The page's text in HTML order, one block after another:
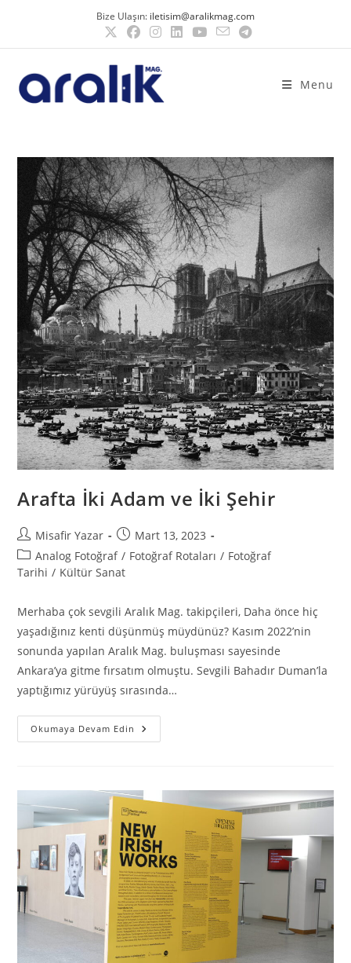
Bize Ulaşın: iletisim@aralikmag.com
Menu
Arafta İki Adam ve İki Şehir
Misafir Yazar
Mart 13, 2023
Analog Fotoğraf / Fotoğraf Rotaları / Fotoğraf
Tarihi / Kültür Sanat
Merhaba çok sevgili Aralık Mag. takipçileri, Daha önce hiç
yaşadığınız kenti düşünmüş müydünüz? Kasım 2022’nin
sonunda yapılan Aralık Mag. buluşması sayesinde
Ankara’ya gitme fırsatım olmuştu. Sevgili Bahadır Duman’la
yaptığımız yürüyüş sırasında…
Okumaya Devam Edin